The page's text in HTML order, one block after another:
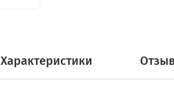
Характеристики